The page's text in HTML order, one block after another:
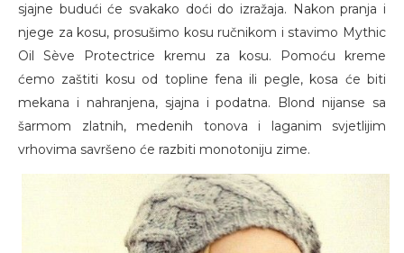
sjajne budući će svakako doći do izražaja. Nakon pranja i
njege za kosu, prosušimo kosu ručnikom i stavimo Mythic
Oil Sève Protectrice kremu za kosu. Pomoću kreme
ćemo zaštiti kosu od topline fena ili pegle, kosa će biti
mekana i nahranjena, sjajna i podatna. Blond nijanse sa
šarmom zlatnih, medenih tonova i laganim svjetlijim
vrhovima savršeno će razbiti monotoniju zime.